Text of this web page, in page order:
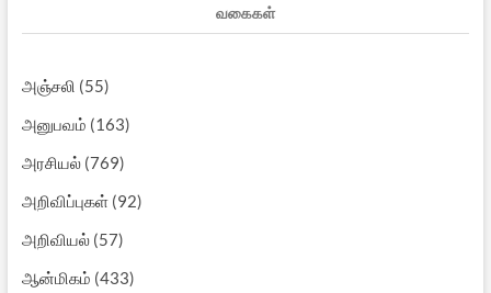
வகைகள்
அஞ்சலி (55)
அனுபவம் (163)
அரசியல்(769)
அறிவிப்புகள்(92)
அறிவியல்(57)
ஆன்மிகம் (433)